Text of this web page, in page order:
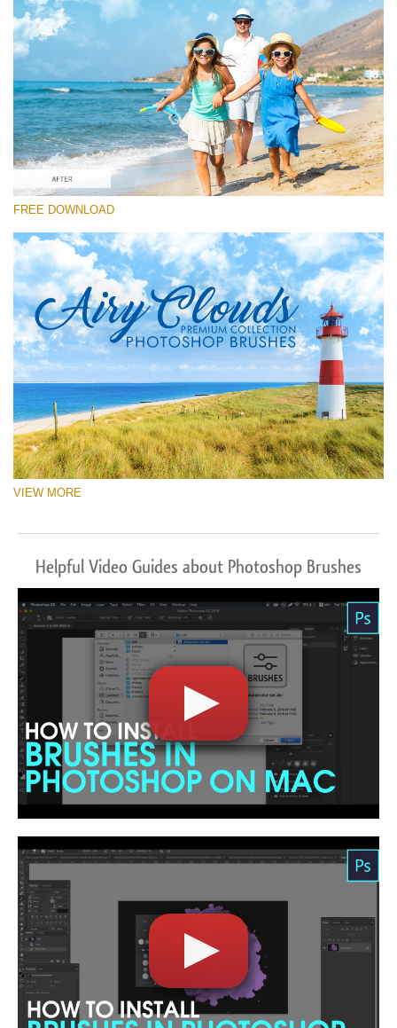
Airy Clouds
(52 Ps Brushes
Download Grátis
FREE DOWNLOAD
VIEW MORE
Helpful Video Guides about Photoshop Brushes